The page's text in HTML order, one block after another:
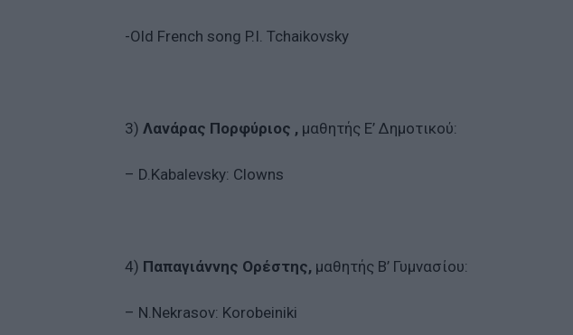
-Old French song P.I. Tchaikovsky
3) Λανάρας Πορφύριος , μαθητής Ε’ Δημοτικού:
– D.Kabalevsky: Clowns
4) Παπαγιάννης Ορέστης, μαθητής Β’ Γυμνασίου:
– N.Nekrasov: Korobeiniki